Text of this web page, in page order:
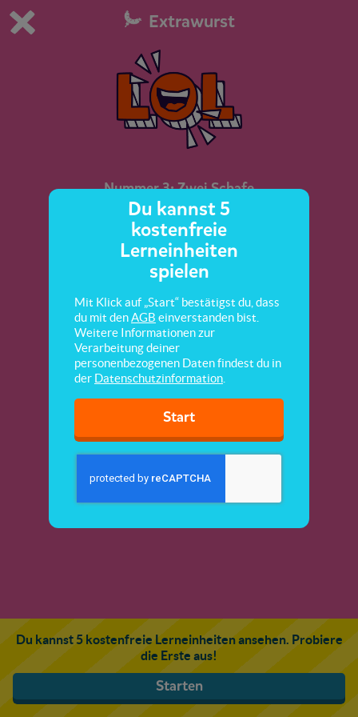
Du spielst die kostenfreie Testversion von scoyo.
Jetzt bestellen
0 1
Extrawurst
Nummer 3: Zwei Schafe
Hier lernst du einen Witz über Schafe.
Du kannst 5 kostenfreie Lerneinheiten ansehen. Probiere
die Erste aus!
Starten
Du kannst 5
kostenfreie
Lerneinheiten
spielen
Mit Klick auf „Start“ bestätigst du, dass
du mit denAGB einverstanden bist.
Weitere Informationen zur
Verarbeitung deiner
personenbezogenen Daten findest du in
der Datenschutzinformation
Start